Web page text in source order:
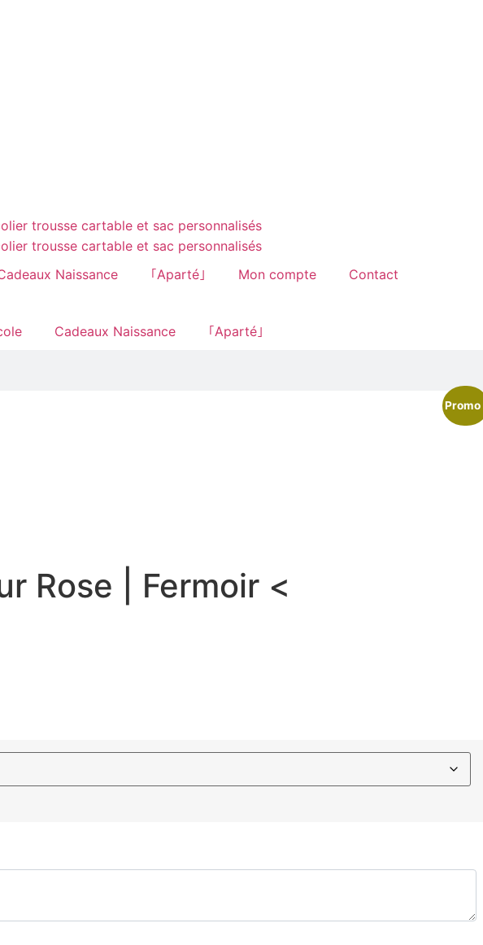
Naissance ｢Aparté｣ Mon compte Contact
Cadeaux Naissance
｢Aparté｣
Rose | Fermoir <
Promo